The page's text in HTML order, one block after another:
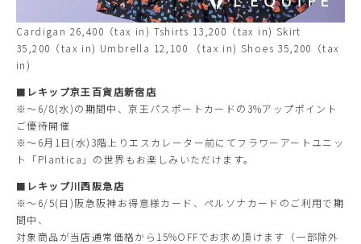
Cardigan 26,400（tax in) Tshirts 13,200（tax in) Skirt
35,200（tax in) Umbrella 12,100 （tax in) Shoes 35,200（tax
in)
■ レキップ京王百貨店新宿店
※〜6/8(水)の期間中、京王パスポートカードの3%アップポイント
ご優待開催
※〜6月1日(水)3階上りエスカレーター前にてフラワーアートユニッ
ト「Plantica」の世界もお楽しみいただけます。
■ レキップ川西阪急店
※〜6/5(日)阪急阪神お得意様カード、ペルソナカードのご利用で期
間中、
対象商品が当店通常価格から15%OFFでお求め頂けます（一部除外